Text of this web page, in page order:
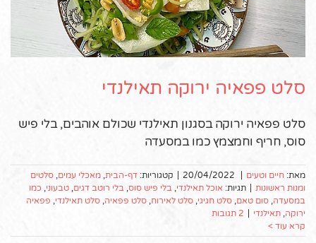
סלט פפאיה ירוקה תאילנדי
סלט פפאיה ירוקה בסגנון תאילנדי שכולם אוהבים, בלי פיש
סוס, חריף וחמצמץ כמו במסעדה
מאת: חיים וטעים 20/04/2022 קטגוריות: דף-הבית, מאכלי עמים, סלטים
ומנות ראשונות
תגיות: אוכל תאילנדי, בלי פיש סוס, בלי רוטב דגים, טבעוני, כמו
במסעדה, סום טאם, סלט חגיגי, סלט לאירוח, סלט פפאיה, סלט תאילנדי, פפאיה
ירוקה, תאילנדי
2 תגובות
קרא עוד >